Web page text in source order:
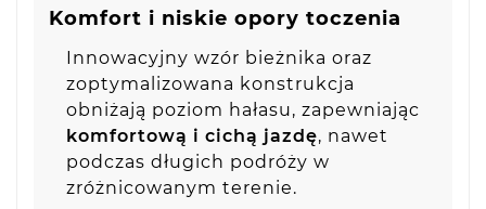
Komfort i niskie opory toczenia
Innowacyjny wzór bieżnika oraz
zoptymalizowana konstrukcja
obniżają poziom hałasu, zapewniając
komfortową i cichą jazdę, nawet
podczas długich podróży w
zróżnicowanym terenie.